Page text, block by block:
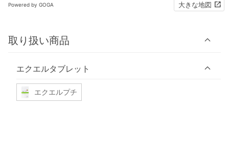
Powered by GOGA 大きな地図
取り扱い商品
エクエルタブレット
エクエルプチ